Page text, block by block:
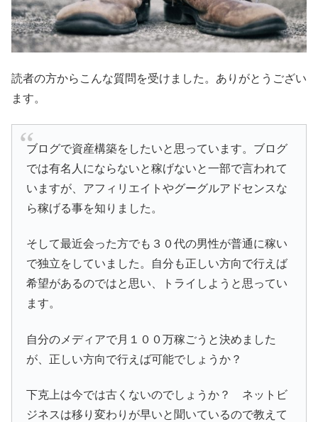
読者の方からこんな質問を受けました。ありがとうござい
ます。
ブログで資産構築をしたいと思っています。ブログ
では有名人にならないと稼げないと一部で言われて
いますが、アフィリエイトやグーグルアドセンスな
ら稼げる事を知りました。
そして最近会った方でも３０代の男性が普通に稼い
で独立をしていました。自分も正しい方向で行えば
希望があるのではと思い、トライしようと思ってい
ます。
自分のメディアで月１００万稼ごうと決めました
が、正しい方向で行えば可能でしょうか？
下克上は今では古くないのでしょうか？ ネットビ
ジネスは移り変わりが早いと聞いているので教えて